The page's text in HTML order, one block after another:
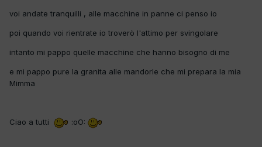
voi andate tranquilli , alle macchine in panne ci penso io
poi quando voi rientrate io troverò l'attimo per svingolare
intanto mi pappo quelle macchine che hanno bisogno di me
e mi pappo pure la granita alle mandorle che mi prepara la mia
Mimma
Ciao a tutti :oO: